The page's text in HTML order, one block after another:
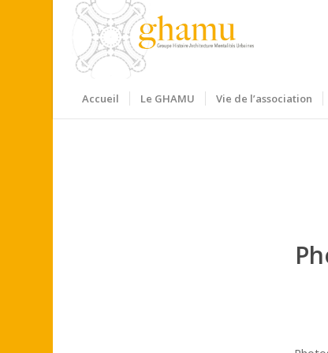
Accueil Le GHAMU Vie de l’association